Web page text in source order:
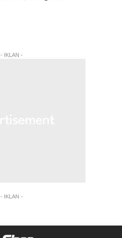
- IKLAN -
- IKLAN -